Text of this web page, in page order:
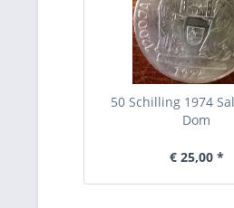
50 Schilling 1974
Dom
€ 25,00 *